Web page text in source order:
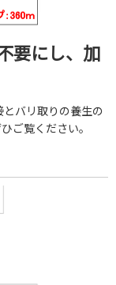
要にし、加
バリ取りの養生の
ご覧ください。